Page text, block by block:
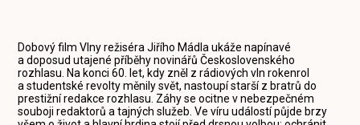
Dobový film Vlny režiséra Jiřího Mádla ukáže napínavé
a doposud utajené příběhy novinářů Československého
rozhlasu. Na konci 60. let, kdy zněl z rádiových vln rokenrol
a studentské revolty měnily svět, nastoupí starší z bratrů do
prestižní redakce rozhlasu. Záhy se ocitne v nebezpečném
souboji redaktorů a tajných služeb. Ve víru událostí půjde brzy